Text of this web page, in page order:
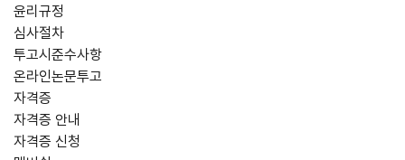
윤리규정
심사절차
투고시준수사항
온라인논문투고
자격증
자격증 안내
자격증 신청